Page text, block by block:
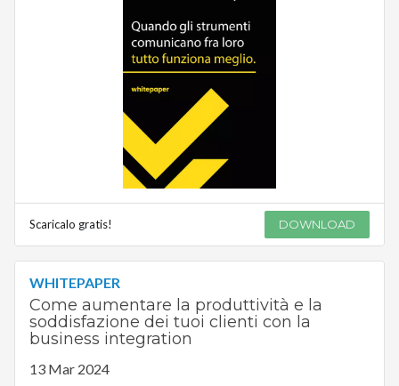
Scaricalo gratis! DOWNLOAD
WHITEPAPER
Come aumentare la produttività e la
soddisfazione dei tuoi clienti con la
business integration
13 Mar 2024